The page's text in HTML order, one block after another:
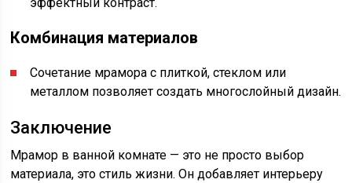
Комбинация материалов
Сочетание мрамора с плиткой, стеклом или
металлом позволяет создать многослойный дизайн.
Заключение
Мрамор в ванной комнате — это не просто выбор
материала, это стиль жизни. Он добавляет интерьеру